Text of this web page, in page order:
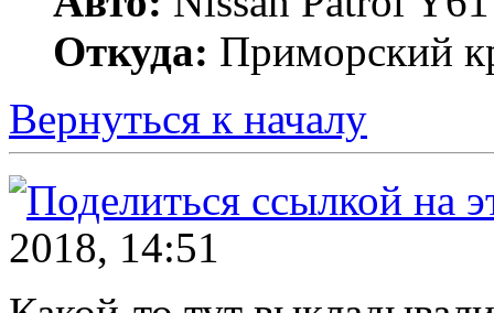
Откуда: Приморский
Вернуться к началу
2018, 14:51